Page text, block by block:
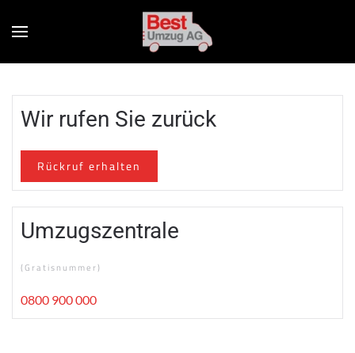
Wir rufen Sie zurück
Rückruf erhalten
Umzugszentrale
(Gratisnummer)
0800 900 000